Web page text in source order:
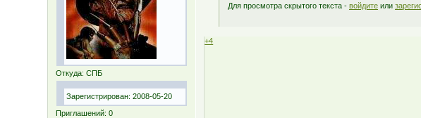
Откуда: СПБ
Зарегистрирован: 2008-05-20
Приглашений: 0
Для просмотра скрытого текста -войдите или
+4